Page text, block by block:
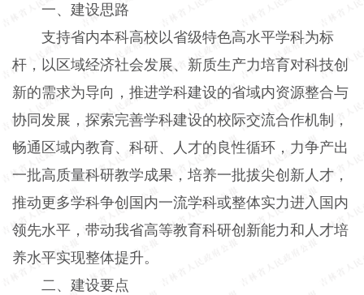
一、建设思路
支持省内本科高校以省级特色高水平学科为标
杆，以区域经济社会发展、新质生产力培育对科技创
新的需求为导向，推进学科建设的省域内资源整合与
协同发展，探索完善学科建设的校际交流合作机制，
畅通区域内教育、科研、人才的良性循环，力争产出
一批高质量科研教学成果，培养一批拔尖创新人才，
推动更多学科争创国内一流学科或整体实力进入国内
领先水平，带动我省高等教育科研创新能力和人才培
养水平实现整体提升。
二、建设要点